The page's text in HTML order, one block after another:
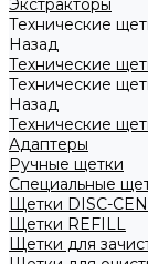
Экстракторы
Технические
Назад
Технические
Технические
Назад
Технические
Адаптеры
Ручные щетки
Специальные
Щетки DISC-
Щетки REFILL
Щетки для